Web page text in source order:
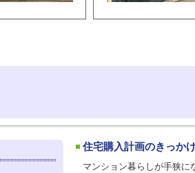
住宅購入計画のきっか
マンション暮らしが手狭に